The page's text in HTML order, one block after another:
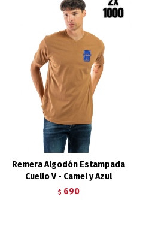
Remera Algodón Estampada
Cuello V - Camel y Azul
$ 690